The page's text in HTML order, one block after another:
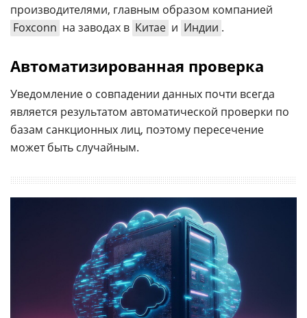
производителями, главным образом компанией
Foxconn на заводах в Китае и Индии .
Автоматизированная проверка
Уведомление о совпадении данных почти всегда
является результатом автоматической проверки по
базам санкционных лиц, поэтому пересечение
может быть случайным.